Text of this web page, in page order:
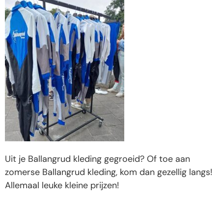
Uit je Ballangrud kleding gegroeid? Of toe aan
zomerse Ballangrud kleding, kom dan gezellig langs!
Allemaal leuke kleine prijzen!